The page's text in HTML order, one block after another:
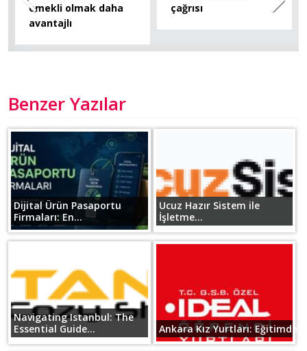
emekli olmak daha
avantajlı
çağrısı
Benzer Yazılar
Dijital Ürün Pasaportu
Firmaları: En...
Ucuz Hazır Sistem ile
İşletme...
Navigating Istanbul: The
Essential Guide...
Ankara Kız Yurtları: Eğitimde